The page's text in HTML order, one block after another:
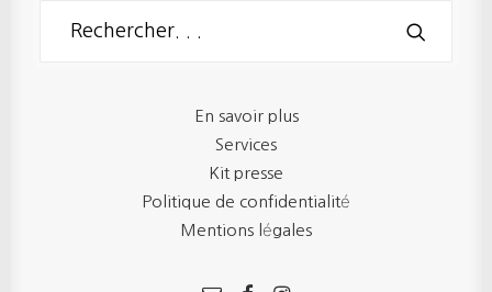
En savoir plus
Services
Kit presse
Politique de confidentialité
Mentions légales